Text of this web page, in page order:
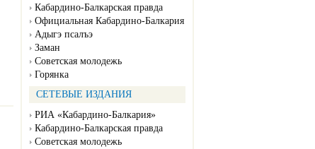
Кабардино-Балкарская правда
Официальная Кабардино-Балкария
Адыгэ псалъэ
Заман
Советская молодежь
Горянка
СЕТЕВЫЕ ИЗДАНИЯ
РИА «Кабардино-Балкария»
Кабардино-Балкарская правда
Советская молодежь